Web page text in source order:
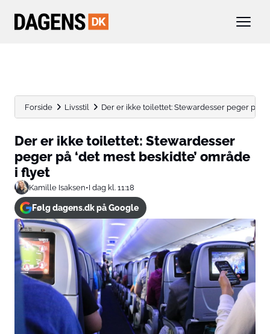
Forside Livsstil Der er ikke toilettet: Stewardesser peger på
Der er ikke toilettet: Stewardesser
peger på ‘det mest beskidte’ område
i flyet
Kamille Isaksen•I dag kl. 11:18
Følg dagens.dk på Google